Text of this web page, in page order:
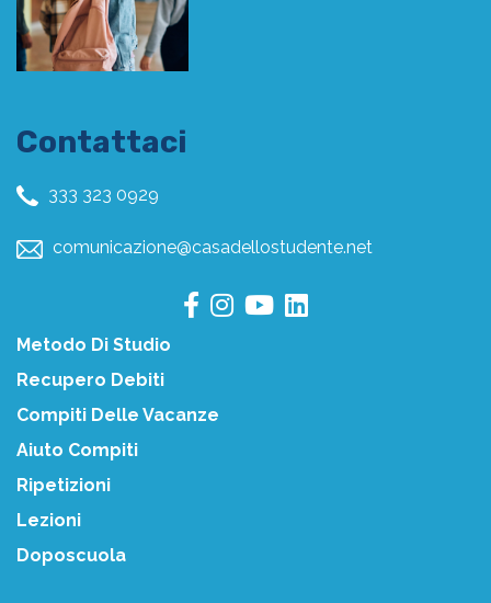
Contattaci
333 323 0929
comunicazione@casadellostudente.net
Metodo Di Studio
Recupero Debiti
Compiti Delle Vacanze
Aiuto Compiti
Ripetizioni
Lezioni
Doposcuola